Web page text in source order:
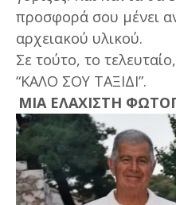
προσφορά σου μένει
αρχειακού υλικού.
Σε τούτο, το
“ΚΑΛΟ ΣΟΥ ΤΑΞΙΔΙ”.
ΜΙΑ ΕΛΑΧΙΣΤΗ